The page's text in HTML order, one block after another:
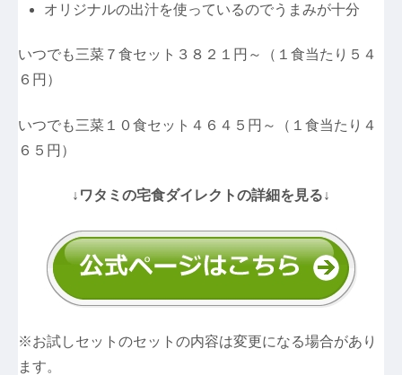
オリジナルの出汁を使っているのでうまみが十分
いつでも三菜７食セット３８２１円～（１食当たり５４
６円）
いつでも三菜１０食セット４６４５円～（１食当たり４
６５円）
↓ワタミの宅食ダイレクトの詳細を見る↓
※お試しセットのセットの内容は変更になる場合があり
ます。